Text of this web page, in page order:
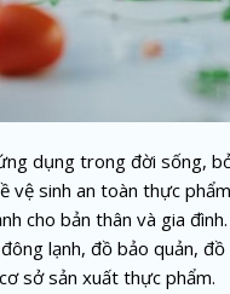
dụng trong đời sống,
vệ sinh an toàn thực
cho bản thân và gia
lạnh, đồ bảo quản,
sở sản xuất thực phẩm.